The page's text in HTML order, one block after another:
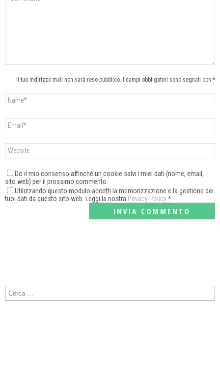
Il tuo indirizzo mail non sarà reso pubblico. I campi obbligatori sono segnati con *
Do il mio consenso affinché un cookie salvi i miei dati (nome, email,
sito web) per il prossimo commento.
Utilizzando questo modulo accetti la memorizzazione e la gestione dei
tuoi dati da questo sito web. Leggi la nostra Privacy Policy*